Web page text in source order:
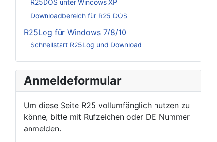
R25DOS unter Windows XP
Downloadbereich für R25 DOS
R25Log für Windows 7/8/10
Schnellstart R25Log und Download
Anmeldeformular
Um diese Seite R25 vollumfänglich nutzen zu
könne, bitte mit Rufzeichen oder DE Nummer
anmelden.